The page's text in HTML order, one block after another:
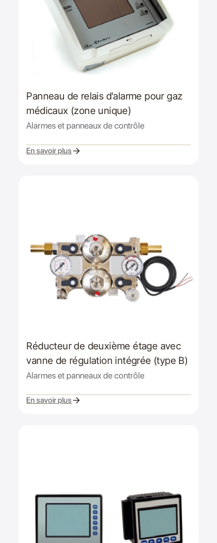
Panneau de relais d'alarme pour gaz
médicaux (zone unique)
Alarmes et panneaux de contrôle
En savoir plus
Réducteur de deuxième étage avec
vanne de régulation intégrée (type B)
Alarmes et panneaux de contrôle
En savoir plus